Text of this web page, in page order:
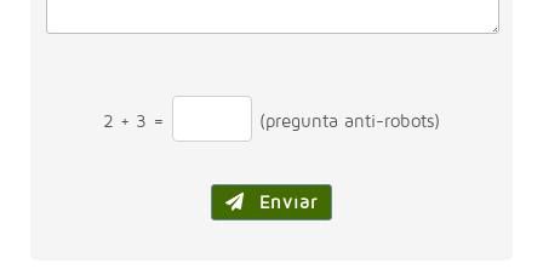
2 + 3 = (pregunta anti-robots)
Enviar